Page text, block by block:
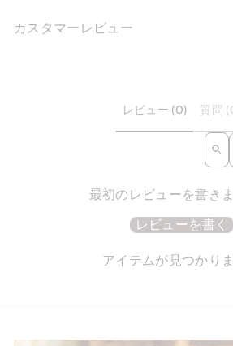
カスタマーレビュー
レビュー (0) 質問
最初のレビューを書き
レビューを書く
アイテムが見つかり